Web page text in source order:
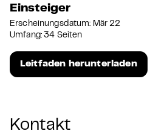
Einsteiger
Erscheinungsdatum: Mär 22
Umfang: 34 Seiten
Leitfaden herunterladen
Kontakt